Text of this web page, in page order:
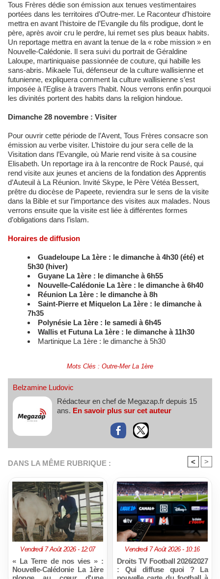
Tous Frères dédie son émission aux tenues vestimentaires
portées dans les territoires d’Outre-mer. Le Raconteur d’histoire
mettra en avant l’histoire de l’Evangile du fils prodigue, dont le
père, après avoir cru le perdre, lui remet ses plus beaux habits.
Un reportage mettra en avant la tenue de la « robe mission » en
Nouvelle-Calédonie. Il sera suivi du portrait de Géraldine
Laloupe, martiniquaise passionnée de couture, qui habille les
sans-abris. Mikaele Tui, défenseur de la culture wallisienne et
futunienne, expliquera comment la culture wallisienne s’est
imposée à l’Eglise à travers l’habit. Nous verrons enfin pourquoi
les divinités portent des habits dans la religion hindoue.
Dimanche 28 novembre : Visiter
Pour ouvrir cette période de l’Avent, Tous Frères consacre son
émission au verbe visiter. L’histoire du jour sera celle de la
Visitation dans l’Evangile, où Marie rend visite à sa cousine
Elisabeth. Un reportage ira à la rencontre de Rock Pausé, qui
rend visite aux jeunes et anciens de la fondation des Apprentis
d’Auteuil à La Réunion. Invité Skype, le Père Vétéa Bessert,
prêtre du diocèse de Papeete, reviendra sur le sens de la visite
dans la Bible et sur l’importance des visites aux malades. Nous
verrons ensuite que la visite est liée à différentes formes
d’obligations dans l’islam.
Horaires de diffusion
Guadeloupe La 1ère : le dimanche à 4h30 (été) et
5h30 (hiver)
Guyane La 1ère : le dimanche à 6h55
Nouvelle-Calédonie La 1ère : le dimanche à 6h40
Réunion La 1ère : le dimanche à 8h
Saint-Pierre et Miquelon La 1ère : le dimanche à
7h35
Polynésie La 1ère : le samedi à 6h45
Wallis et Futuna La 1ère : le dimanche à 11h30
Martinique La 1ère : le dimanche à 5h30
Mots Clés : Outre-Mer La 1ère
Belzamine Ludovic
Rédacteur en chef de Megazap.fr depuis 15
ans. En savoir plus sur cet auteur
DANS LA MÊME RUBRIQUE : < >
Vendredi 7 Août 2026 - 12:07
« La Terre de nos vies » :
Nouvelle-Calédonie La 1ère
Vendredi 7 Août 2026 - 10:16
Droits TV Football 2026/2027
: Qui diffuse quoi ? La